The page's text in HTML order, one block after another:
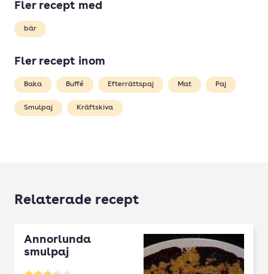
Fler recept med
bär
Fler recept inom
Baka Buffé Efterrättspaj Mat Paj
Smulpaj Kräftskiva
Relaterade recept
Annorlunda
smulpaj